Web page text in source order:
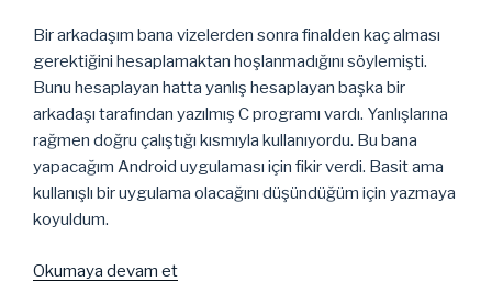
Bir arkadaşım bana vizelerden sonra finalden kaç alması
gerektiğini hesaplamaktan hoşlanmadığını söylemişti.
Bunu hesaplayan hatta yanlış hesaplayan başka bir
arkadaşı tarafından yazılmış C programı vardı. Yanlışlarına
rağmen doğru çalıştığı kısmıyla kullanıyordu. Bu bana
yapacağım Android uygulaması için fikir verdi. Basit ama
kullanışlı bir uygulama olacağını düşündüğüm için yazmaya
koyuldum.
Okumaya devam et“Basit